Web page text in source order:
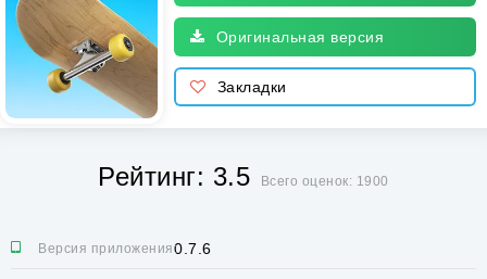
Оригинальная версия
Закладки
Рейтинг: 3.5 Всего оценок: 1900
Версия приложения:0.7.6